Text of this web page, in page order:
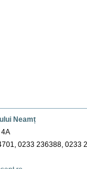
Neamț
0233 236388, 0233